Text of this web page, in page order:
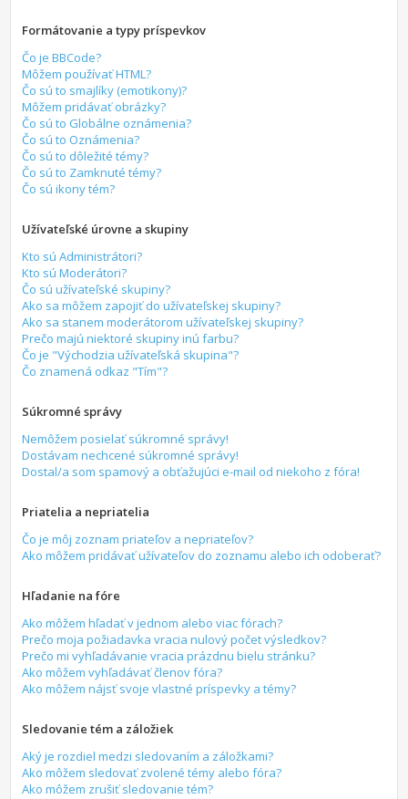
Formátovanie a typy príspevkov
Čo je BBCode?
Môžem používať HTML?
Čo sú to smajlíky (emotikony)?
Môžem pridávať obrázky?
Čo sú to Globálne oznámenia?
Čo sú to Oznámenia?
Čo sú to dôležité témy?
Čo sú to Zamknuté témy?
Čo sú ikony tém?
Užívateľské úrovne a skupiny
Kto sú Administrátori?
Kto sú Moderátori?
Čo sú užívateľské skupiny?
Ako sa môžem zapojiť do užívateľskej skupiny?
Ako sa stanem moderátorom užívateľskej skupiny?
Prečo majú niektoré skupiny inú farbu?
Čo je "Východzia užívateľská skupina"?
Čo znamená odkaz "Tím"?
Súkromné správy
Nemôžem posielať súkromné správy!
Dostávam nechcené súkromné správy!
Dostal/a som spamový a obťažujúci e-mail od niekoho z fóra!
Priatelia a nepriatelia
Čo je môj zoznam priateľov a nepriateľov?
Ako môžem pridávať užívateľov do zoznamu alebo ich odoberať?
Hľadanie na fóre
Ako môžem hľadať v jednom alebo viac fórach?
Prečo moja požiadavka vracia nulový počet výsledkov?
Prečo mi vyhľadávanie vracia prázdnu bielu stránku?
Ako môžem vyhľadávať členov fóra?
Ako môžem nájsť svoje vlastné príspevky a témy?
Sledovanie tém a záložiek
Aký je rozdiel medzi sledovaním a záložkami?
Ako môžem sledovať zvolené témy alebo fóra?
Ako môžem zrušiť sledovanie tém?